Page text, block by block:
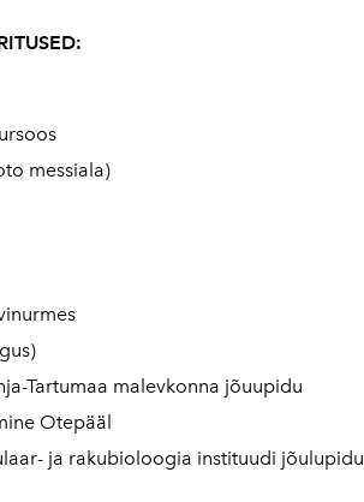
messiala)
Tartumaa malevkonna jõuupidu
Otepääl
ja rakubioloogia instituudi jõulupidu